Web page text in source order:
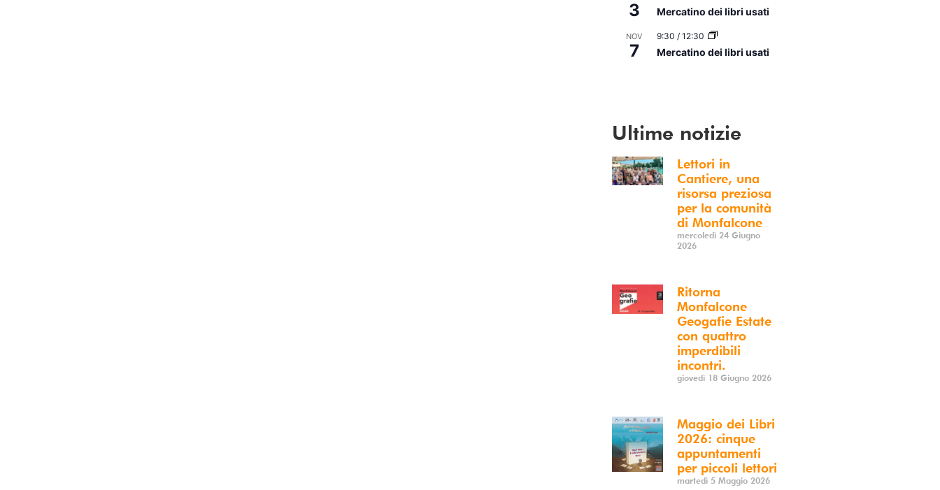
3 Mercatino dei libri usati
NOV
7
9:30 / 12:30
Mercatino dei libri usati
Ultime notizie
Lettori in
Cantiere, una
risorsa preziosa
per la comunità
di Monfalcone
mercoledì 24 Giugno
2026
Ritorna
Monfalcone
Geogafie Estate
con quattro
imperdibili
incontri.
giovedì 18 Giugno 2026
Maggio dei Libri
2026: cinque
appuntamenti
per piccoli lettori
martedì 5 Maggio 2026